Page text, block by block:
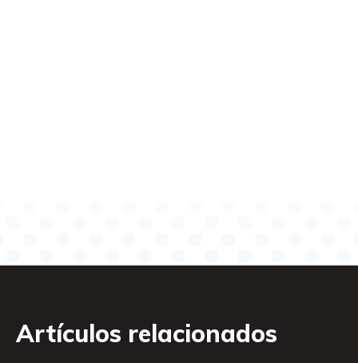
Artículos relacionados